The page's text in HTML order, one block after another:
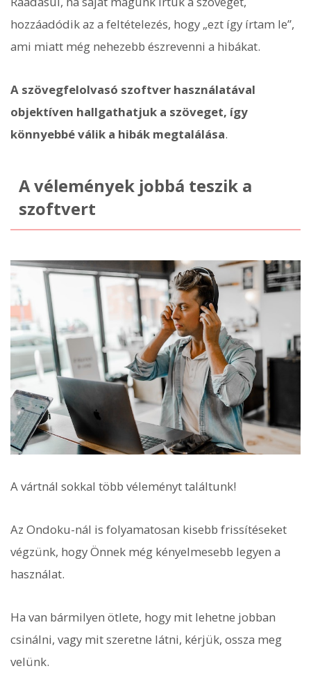
hozzáadódik az a feltételezés, hogy „ezt így írtam le”,
ami miatt még nehezebb észrevenni a hibákat.
A szövegfelolvasó szoftver használatával
objektíven hallgathatjuk a szöveget, így
könnyebbé válik a hibák megtalálása.
A vélemények jobbá teszik a
szoftvert
A vártnál sokkal több véleményt találtunk!
Az Ondoku-nál is folyamatosan kisebb frissítéseket
végzünk, hogy Önnek még kényelmesebb legyen a
használat.
Ha van bármilyen ötlete, hogy mit lehetne jobban
csinálni, vagy mit szeretne látni, kérjük, ossza meg
velünk.